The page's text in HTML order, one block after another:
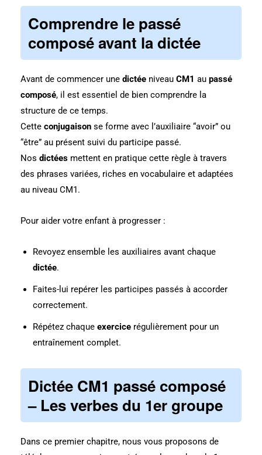
Comprendre le passé
composé avant la dictée
Avant de commencer une dictée niveau CM1 au passé
composé, il est essentiel de bien comprendre la
structure de ce temps.
Cette conjugaison se forme avec l’auxiliaire “avoir” ou
“être” au présent suivi du participe passé.
Nos dictées mettent en pratique cette règle à travers
des phrases variées, riches en vocabulaire et adaptées
au niveau CM1.
Pour aider votre enfant à progresser :
Revoyez ensemble les auxiliaires avant chaque
dictée.
Faites-lui repérer les participes passés à accorder
correctement.
Répétez chaque exercice régulièrement pour un
entraînement complet.
Dictée CM1 passé composé
– Les verbes du 1er groupe
Dans ce premier chapitre, nous vous proposons de